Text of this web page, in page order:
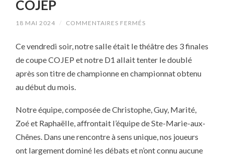
COJEP
18 MAI 2024 / COMMENTAIRES FERMÉS
POUR
D1
Ce vendredi soir, notre salle était le théâtre des 3 finales
de coupe COJEP et notre D1 allait tenter le doublé
après son titre de championne en championnat obtenu
au début du mois.
Notre équipe, composée de Christophe, Guy, Marité,
Zoé et Raphaëlle, affrontait l’équipe de Ste-Marie-aux-
Chênes. Dans une rencontre à sens unique, nos joueurs
ont largement dominé les débats et n’ont connu aucune